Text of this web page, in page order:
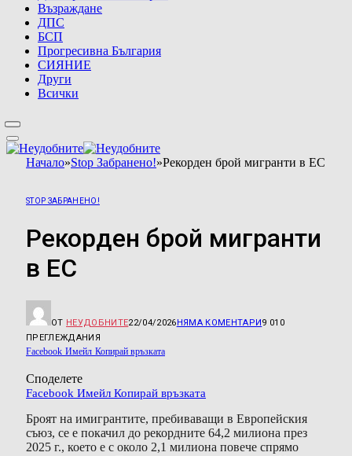
Възраждане
ДПС
БСП
Прогресивна България
СИЯНИЕ
Други
Всички
Начало»Stop Забранено!»Рекорден брой мигранти в ЕС
STOP ЗАБРАНЕНО!
Рекорден брой мигранти
в ЕС
ОТ НЕУДОБНИТЕ22/04/2026НЯМА КОМЕНТАРИ9 010
ПРЕГЛЕЖДАНИЯ
Facebook Имейл Копирай връзката
Споделете
Facebook Имейл Копирай връзката
Броят на имигрантите, пребиваващи в Европейския
съюз, се е покачил до рекордните 64,2 милиона през
2025 г., което е с около 2,1 милиона повече спрямо